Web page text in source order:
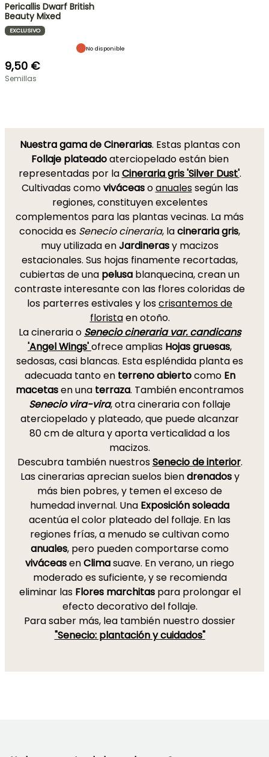
Pericallis Dwarf British
Beauty Mixed
EXCLUSIVO
No disponible
9,50 €
Semillas
Nuestra gama de Cinerarias. Estas plantas con
Follaje plateadoaterciopelado están bien
representadas por laCineraria gris 'Silver Dust'.
Cultivadas comoviváceasoanualessegún las
regiones, constituyen excelentes
complementos para las plantas vecinas. La más
conocida es Senecio cineraria, lacineraria gris,
muy utilizada enJardinerasy macizos
estacionales. Sus hojas finamente recortadas,
cubiertas de una pelusa blanquecina, crean un
contraste interesante con las flores coloridas de
los parterres estivales y loscrisantemos de
floristaen otoño.
La cineraria o Senecio cineraria var. candicans
'Angel Wings'ofrece amplias Hojas gruesas,
sedosas, casi blancas. Esta espléndida planta es
adecuada tanto en terreno abiertocomo En
macetasen una terraza. También encontramos
Senecio vira-vira, otra cineraria con follaje
aterciopelado y plateado, que puede alcanzar
80 cm de altura y aporta verticalidad a los
macizos.
Descubra también nuestrosSenecio de interior.
Las cinerarias aprecian suelos biendrenadosy
más bien pobres, y temen el exceso de
humedad invernal. Una Exposición soleada
acentúa el color plateado del follaje. En las
regiones frías, a menudo se cultivan como
anuales, pero pueden comportarse como
viváceasenClimasuave. En verano, un riego
moderado es suficiente, y se recomienda
eliminar las Flores marchitaspara prolongar el
efecto decorativo del follaje.
Para saber más, lea también nuestro dossier
"Senecio: plantación y cuidados"